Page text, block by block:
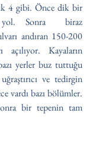
4 gibi. Önce dik bir
andıran 150-200
Kayaların
yerler buz tuttuğu
ve tedirgin
vardı bazı bölümler.
bir tepenin tam